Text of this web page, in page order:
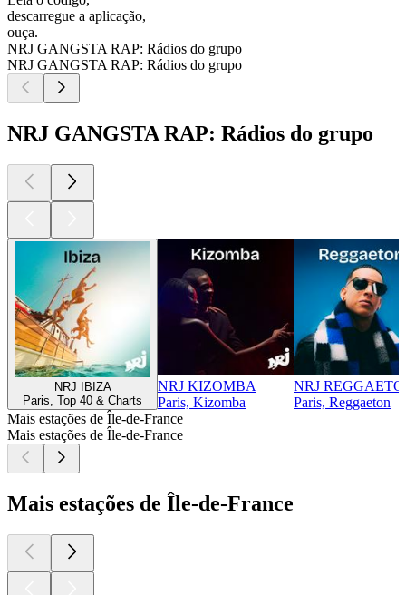
descarregue a aplicação,
ouça.
NRJ GANGSTA RAP: Rádios do grupo
NRJ GANGSTA RAP: Rádios do grupo
NRJ GANGSTA RAP: Rádios do grupo
NRJ IBIZA
Paris, Top 40 & Charts
NRJ KIZOMBA
Paris, Kizomba
NRJ
Paris, Reggaeton
Mais estações de Île-de-France
Mais estações de Île-de-France
Mais estações de Île-de-France